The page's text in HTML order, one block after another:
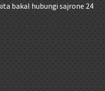
bakal hubungi sajrone 24